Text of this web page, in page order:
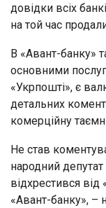
довідки всіх
на той час
В «Авант-банку»
основними
«Укрпошті», є
детальних
комерційну
Не став
народний
відхрестився
«Авант-банку», –